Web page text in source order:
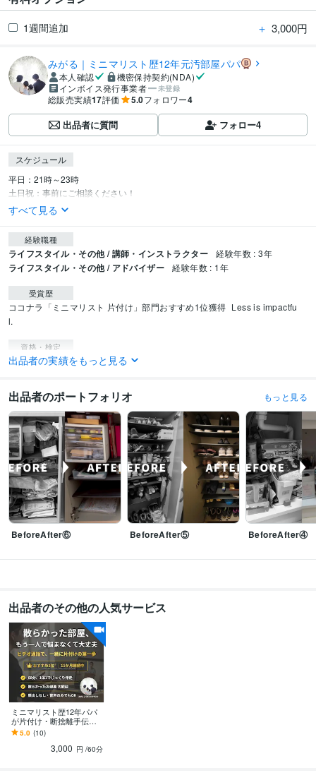
1週間追加 ＋ 3,000円
みがる｜ミニマリスト歴12年元汚部屋パパ
本人確認
機密保持契約(NDA)
インボイス発行事業者
未登録
総販売実績17評価 5.0フォロワー4
出品者に質問 フォロー4
スケジュール
平日：21時～23時
土日祝：事前にご相談ください！
すべて見る
経験職種
ライフスタイル・その他 / 講師・インストラクター 経験年数 : 3年
ライフスタイル・その他 / アドバイザー 経験年数 : 1年
受賞歴
ココナラ「ミニマリスト 片付け」部門おすすめ1位獲得 Less is impactfu
l.
資格・検定
3級FP技能士 取得年 : 2022年
TOEIC
プログラミング言語・フレームワーク
C:10年Dart:0年Python:3年VBA:10年Django:1年Flutter:0年 Firebase:0年
MySQL:0年Git:3年GitHub:3年 Subversion:7年
ビジネス・クリエイティブツール
Excel:20年PowerPoint:20年 Word:20年BASE:2年ChatGPT:2年DALL-E:0年
Adobe Premiere Pro:2年DaVinci Resolve:1年 CapCut:0年 Vrew:0年
Canva:2年SOLIDWORKS:5年
得意分野
ミニマリスト 片付け 片付け相談 断捨離
某国立大学 2009年3月 ~ 2015年2月
出品者の実績をもっと見る
出品者のポートフォリオ もっと見る
BeforeAfter⑥ BeforeAfter⑤ BeforeAfter④
出品者のその他の人気サービス
ミニマリスト歴12年パパ
が片付け・断捨離手伝い
ます おすすめ1位継続中！
顔出し不要！1時間で理想
の暮らしの第一歩
5.0 (10)
3,000 円 /60分